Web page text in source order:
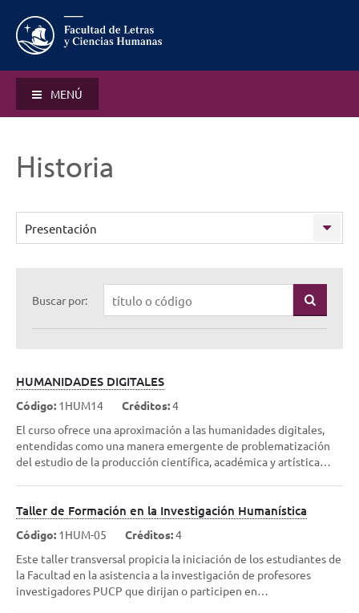
MENÚ
Historia
Presentación
Buscar por:
HUMANIDADES DIGITALES
Código: 1HUM14 Créditos:4
El curso ofrece una aproximación a las humanidades digitales,
entendidas como una manera emergente de problematización
del estudio de la producción científica, académica y artística…
Taller de Formación en la Investigación Humanística
Código: 1HUM-05 Créditos:4
Este taller transversal propicia la iniciación de los estudiantes de
la Facultad en la asistencia a la investigación de profesores
investigadores PUCP que dirijan o participen en…